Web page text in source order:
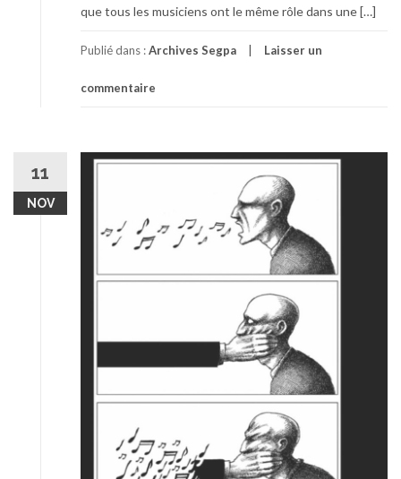
que tous les musiciens ont le même rôle dans une […]
Publié dans :Archives Segpa Laisser un
commentaire
11
NOV